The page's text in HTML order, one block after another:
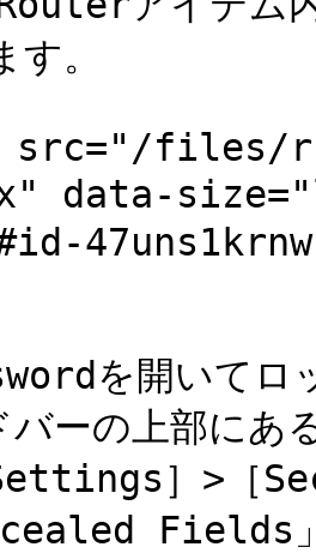
。
files/
data-
を開いてロ
ーの上部にあ
］>［
Fields